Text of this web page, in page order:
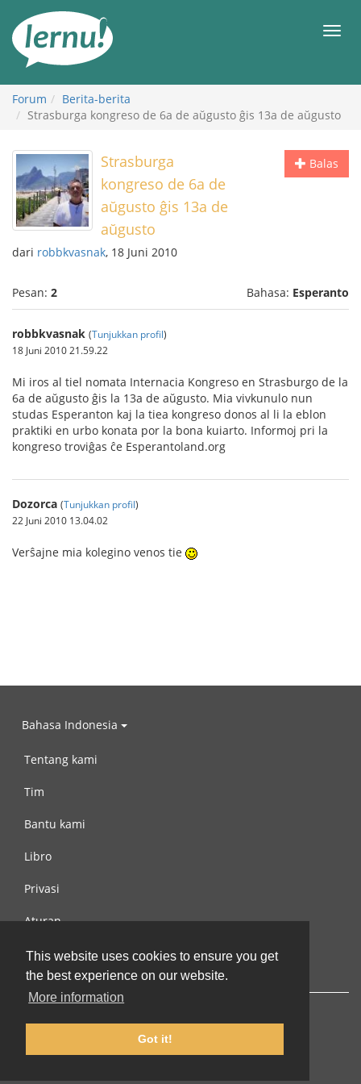
This website uses cookies to ensure you get
the best experience on our website.
More information
Got it!
daftar
Forum
Berita-berita
Strasburga kongreso de 6a de aŭgusto ĝis 13a de aŭgusto
Balas
Strasburga
kongreso de 6a de
aŭgusto ĝis 13a de
aŭgusto
dari robbkvasnak, 18 Juni 2010
Pesan: 2 Bahasa: Esperanto
robbkvasnak (Tunjukkan profil)
18 Juni 2010 21.59.22
Mi iros al tiel nomata Internacia Kongreso en Strasburgo de la
6a de aŭgusto ĝis la 13a de aŭgusto. Mia vivkunulo nun
studas Esperanton kaj la tiea kongreso donos al li la eblon
praktiki en urbo konata por la bona kuiarto. Informoj pri la
kongreso troviĝas ĉe Esperantoland.org
Dozorca (Tunjukkan profil)
22 Juni 2010 13.04.02
Verŝajne mia kolegino venos tie
Bahasa Indonesia
Tentang kami
Tim
Bantu kami
Libro
Privasi
Aturan
Hubungi kami
© 2002-2026 lernu.net |Impressum